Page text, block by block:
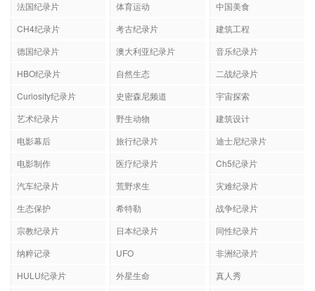
法国纪录片 体育运动
中国美食
CH4纪录片
考古纪录片
建筑工程
德国纪录片
澳大利亚纪录片
音乐纪录片
HBO纪录片
自然生态
二战纪录片
Curiosity纪录片
史密森尼频道
宇宙探索
艺术纪录片
野生动物
建筑设计
电影幕后
旅行纪录片
迪士尼纪录片
电影制作
医疗纪录片
Ch5纪录片
汽车纪录片
荒野求生
灾难纪录片
生态保护
希特勒
战争纪录片
宗教纪录片
日本纪录片
同性纪录片
纳粹记录
UFO
非洲纪录片
HULU纪录片
外星生命
真人秀